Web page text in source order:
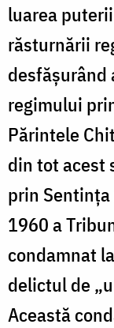
luarea
răsturnării
desfășurând
regimului
Părintele
din tot acest
prin
1960 a
condamnat
delictul de
Această